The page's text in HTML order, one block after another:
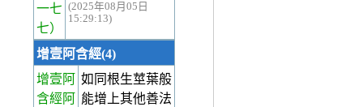
一七
七）
(2025年08月05日
15:29:13)
增壹阿含經(4)
增壹阿
含經阿
如同根生莖葉般
能增上其他善法